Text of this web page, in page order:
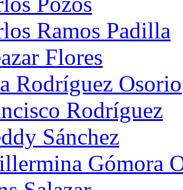
Ramos Padilla
Flores
Rodríguez Osorio
Rodríguez
Sánchez
Gómora